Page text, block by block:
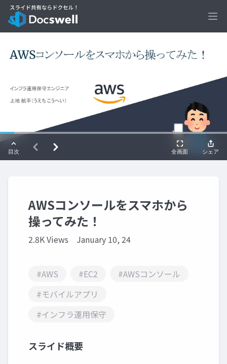
AWSコンソールをスマホから
操ってみた！
2.8K Views January 10, 24
#AWS #EC2
#AWSコンソール
#モバイルアプリ
#インフラ運用保守
スライド概要